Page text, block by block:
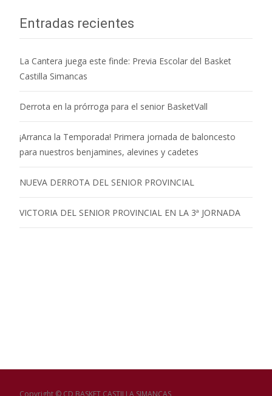
Entradas recientes
La Cantera juega este finde: Previa Escolar del Basket
Castilla Simancas
Derrota en la prórroga para el senior BasketVall
¡Arranca la Temporada! Primera jornada de baloncesto
para nuestros benjamines, alevines y cadetes
NUEVA DERROTA DEL SENIOR PROVINCIAL
VICTORIA DEL SENIOR PROVINCIAL EN LA 3ª JORNADA